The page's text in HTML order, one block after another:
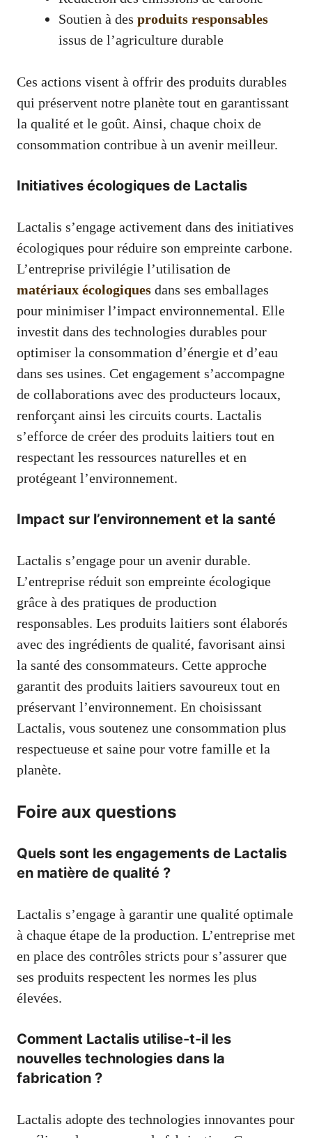
Soutien à des produits responsables
issus de l’agriculture durable
Ces actions visent à offrir des produits durables
qui préservent notre planète tout en garantissant
la qualité et le goût. Ainsi, chaque choix de
consommation contribue à un avenir meilleur.
Initiatives écologiques de Lactalis
Lactalis s’engage activement dans des initiatives
écologiques pour réduire son empreinte carbone.
L’entreprise privilégie l’utilisation de
matériaux écologiques dans ses emballages
pour minimiser l’impact environnemental. Elle
investit dans des technologies durables pour
optimiser la consommation d’énergie et d’eau
dans ses usines. Cet engagement s’accompagne
de collaborations avec des producteurs locaux,
renforçant ainsi les circuits courts. Lactalis
s’efforce de créer des produits laitiers tout en
respectant les ressources naturelles et en
protégeant l’environnement.
Impact sur l’environnement et la santé
Lactalis s’engage pour un avenir durable.
L’entreprise réduit son empreinte écologique
grâce à des pratiques de production
responsables. Les produits laitiers sont élaborés
avec des ingrédients de qualité, favorisant ainsi
la santé des consommateurs. Cette approche
garantit des produits laitiers savoureux tout en
préservant l’environnement. En choisissant
Lactalis, vous soutenez une consommation plus
respectueuse et saine pour votre famille et la
planète.
Foire aux questions
Quels sont les engagements de Lactalis
en matière de qualité ?
Lactalis s’engage à garantir une qualité optimale
à chaque étape de la production. L’entreprise met
en place des contrôles stricts pour s’assurer que
ses produits respectent les normes les plus
élevées.
Comment Lactalis utilise-t-il les
nouvelles technologies dans la
fabrication ?
Lactalis adopte des technologies innovantes pour